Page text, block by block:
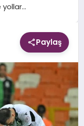
yollar…
Paylaş